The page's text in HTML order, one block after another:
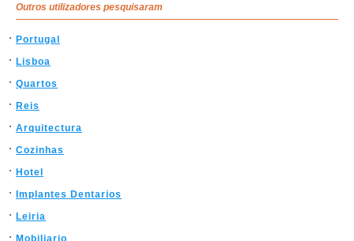
Outros utilizadores pesquisaram
Portugal
Lisboa
Quartos
Reis
Arquitectura
Cozinhas
Hotel
Implantes Dentarios
Leiria
Mobiliario